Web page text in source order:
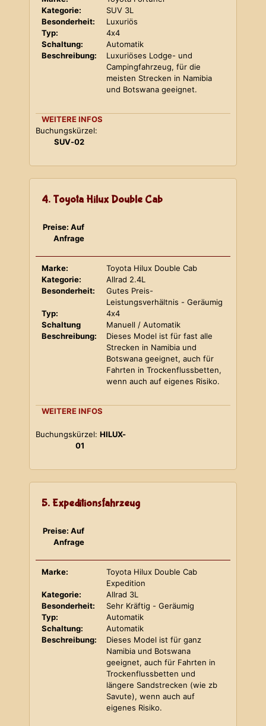
Kategorie:
SUV 3L
Besonderheit:
Luxuriös
Typ:
4x4
Schaltung:
Automatik
Beschreibung:
Luxuriöses Lodge- und
Campingfahrzeug, für die
meisten Strecken in Namibia
und Botswana geeignet.
WEITERE INFOS
Buchungskürzel:
SUV-02
4. Toyota Hilux Double Cab
Preise: Auf
Anfrage
Marke:
Toyota Hilux Double Cab
Kategorie:
Allrad 2.4L
Besonderheit:
Gutes Preis-
Leistungsverhältnis - Geräumig
Typ:
4x4
Schaltung
Manuell / Automatik
Beschreibung:
Dieses Model ist für fast alle
Strecken in Namibia und
Botswana geeignet, auch für
Fahrten in Trockenflussbetten,
wenn auch auf eigenes Risiko.
WEITERE INFOS
Buchungskürzel: HILUX-
01
5. Expeditionsfahrzeug
Preise: Auf
Anfrage
Marke:
Toyota Hilux Double Cab
Expedition
Kategorie:
Allrad 3L
Besonderheit:
Sehr Kräftig - Geräumig
Typ:
Automatik
Schaltung:
Automatik
Beschreibung:
Dieses Model ist für ganz
Namibia und Botswana
geeignet, auch für Fahrten in
Trockenflussbetten und
längere Sandstrecken (wie zb
Savute), wenn auch auf
eigenes Risiko.